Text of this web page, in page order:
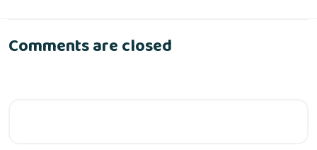
Comments are closed